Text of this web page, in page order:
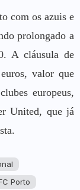
com os azuis e
prolongado a
A cláusula de
valor que
europeus,
United, que já
Porto